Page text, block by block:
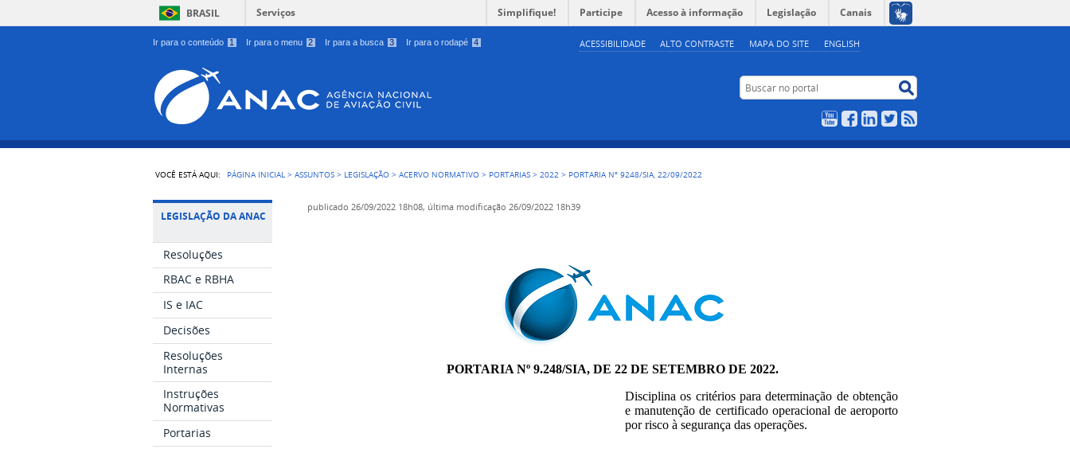
Ir para o conteúdo 1 Ir para o menu 2 Ir para a busca 3 Ir para o rodapé 4 ACESSIBILIDADE ALTO CONTRASTE MAPA DO SITE ENGLISH
BRASIL Serviços Simplifique! Participe Acesso à informação Legislação Canais
Buscar no portal
YouTubeFacebookLinkedIn
Twitter
VOCÊ ESTÁ AQUI: PÁGINA INICIAL >ASSUNTOS > LEGISLAÇÃO >ACERVO NORMATIVO > PORTARIAS >2022 > PORTARIA Nº 9248/SIA, 22/09/2022
LEGISLAÇÃO DA ANAC
Resoluções
RBAC e RBHA
IS e IAC
Decisões
Resoluções
Internas
Instruções
Normativas
Portarias
publicado 26/09/2022 18h08, última modificação 26/09/2022 18h39
PORTARIA Nº 9.248/SIA, DE 22 DE SETEMBRO DE 2022.
Disciplina os critérios para determinação de obtenção
e manutenção de certificado operacional de aeroporto
por risco à segurança das operações.